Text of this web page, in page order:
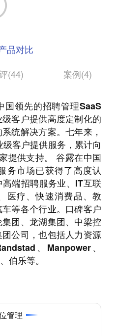
品对比
(44) 案例(4)
国领先的招聘管理SaaS
客户提供高度定制化的
统解决方案。七年来，
客户提供服务，累计向
提供支持。 谷露在中国
务市场已获得了高度认
端招聘服务业、IT互联
医疗、快速消费品、教
等各个行业。口碑客户
团、龙湖集团、中梁控
公司，也包括人力资源
、Manpower、
伯乐等。
管理